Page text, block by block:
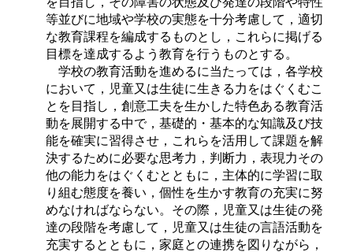
等並びに地域や学校の実態を十分考慮して，適切
な教育課程を編成するものとし，これらに掲げる
目標を達成するよう教育を行うものとする。
学校の教育活動を進めるに当たっては，各学校
において，児童又は生徒に生きる力をはぐくむこ
とを目指し，創意工夫を生かした特色ある教育活
動を展開する中で，基礎的・基本的な知識及び技
能を確実に習得させ，これらを活用して課題を解
決するために必要な思考力，判断力，表現力その
他の能力をはぐくむとともに，主体的に学習に取
り組む態度を養い，個性を生かす教育の充実に努
めなければならない。その際，児童又は生徒の発
達の段階を考慮して，児童又は生徒の言語活動を
充実するとともに，家庭との連携を図りながら，